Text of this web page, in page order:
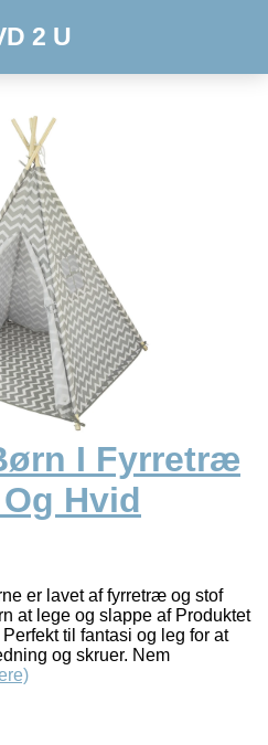
2 U
I Fyrretræ
Hvid
er lavet af fyrretræ og stof
at lege og slappe af Produktet
til fantasi og leg for at
og skruer. Nem